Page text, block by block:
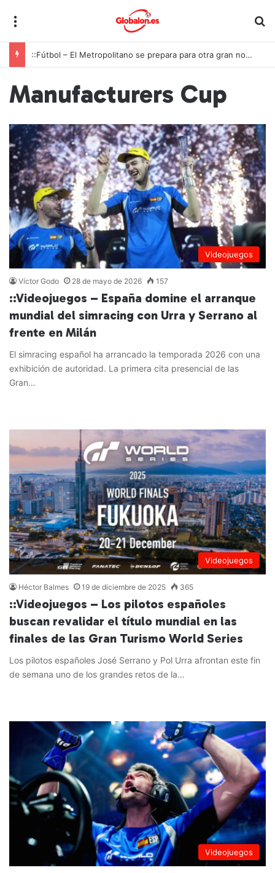
::Fútbol – El Metropolitano se prepara para otra gran noche de la Roja ante Inglaterra
Manufacturers Cup
Videojuegos
Víctor Godo 28 de mayo de 2026 157
::Videojuegos – España domine el arranque
mundial del simracing con Urra y Serrano al
frente en Milán
El simracing español ha arrancado la temporada 2026 con una
exhibición de autoridad. La primera cita presencial de las
Gran…
Videojuegos
Héctor Balmes 19 de diciembre de 2025 365
::Videojuegos – Los pilotos españoles
buscan revalidar el título mundial en las
finales de las Gran Turismo World Series
Los pilotos españoles José Serrano y Pol Urra afrontan este fin
de semana uno de los grandes retos de la…
Videojuegos